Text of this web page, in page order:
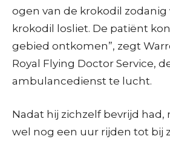
ogen van de krokodil zodanig
krokodil losliet. De patiënt
gebied ontkomen”, zegt
Royal Flying Doctor Service,
ambulancedienst te lucht.
Nadat hij zichzelf bevrijd had,
wel nog een uur rijden tot bij